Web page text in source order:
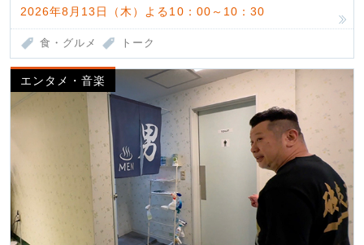
2026年8月13日（木）よる10：00～10：30
食・グルメ トーク
エンタメ・音楽